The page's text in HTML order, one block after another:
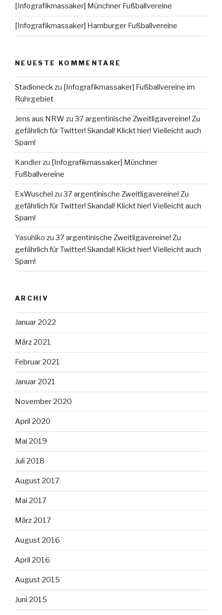
[Infografikmassaker] Münchner Fußballvereine
[Infografikmassaker] Hamburger Fußballvereine
NEUESTE KOMMENTARE
Stadioneckzu [Infografikmassaker] Fußballvereine im
Ruhrgebiet
Jens aus NRW zu 37 argentinische Zweitligavereine! Zu
gefährlich für Twitter! Skandal! Klickt hier! Vielleicht auch
Spam!
Kandlerzu [Infografikmassaker] Münchner
Fußballvereine
ExWuschel zu 37 argentinische Zweitligavereine! Zu
gefährlich für Twitter! Skandal! Klickt hier! Vielleicht auch
Spam!
Yasuhiko zu 37 argentinische Zweitligavereine! Zu
gefährlich für Twitter! Skandal! Klickt hier! Vielleicht auch
Spam!
ARCHIV
Januar 2022
März 2021
Februar 2021
Januar 2021
November 2020
April 2020
Mai 2019
Juli 2018
August 2017
Mai 2017
März 2017
August 2016
April 2016
August 2015
Juni 2015